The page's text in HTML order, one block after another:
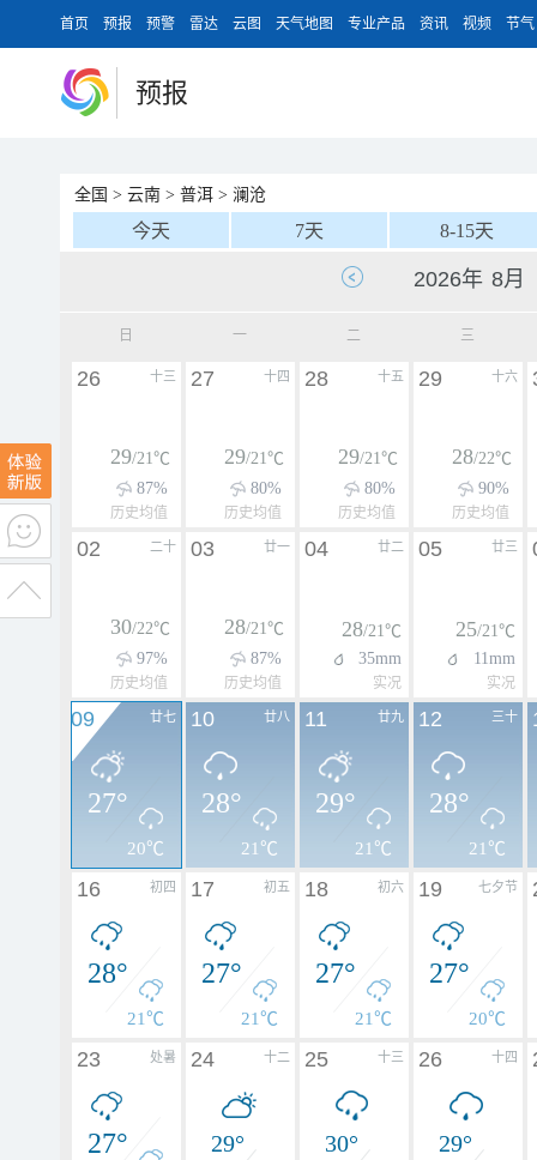
首页 预报 预警 雷达 云图 天气地图 专业产品 资讯 视频 节气
预报
全国 > 云南 > 普洱 > 澜沧
今天 7天 8-15天
日 一 二 三
十三
26
29/21℃
87%
历史均值
十四
27
29/21℃
80%
历史均值
十五
28
29/21℃
80%
历史均值
十六
29
28/22℃
90%
历史均值
二十
02
30/22℃
97%
历史均值
廿一
03
28/21℃
87%
历史均值
廿二
04
28/21℃
35mm
实况
廿三
05
25/21℃
11mm
实况
廿七
09
27°
20℃
廿八
10
28°
21℃
廿九
11
29°
21℃
三十
12
28°
21℃
初四
16
28°
21℃
初五
17
27°
21℃
初六
18
27°
21℃
七夕节
19
27°
20℃
处暑
23
27°
十二
24
29°
十三
25
30°
十四
26
29°